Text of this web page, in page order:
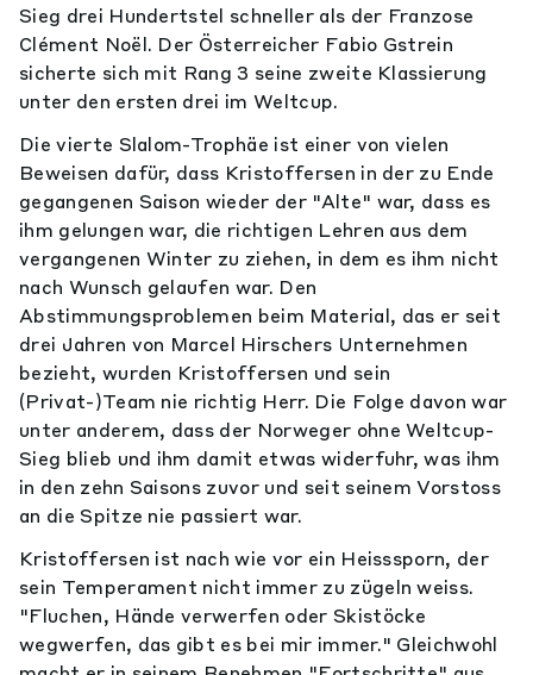
Sieg drei Hundertstel schneller als der Franzose
Clément Noël. Der Österreicher Fabio Gstrein
sicherte sich mit Rang 3 seine zweite Klassierung
unter den ersten drei im Weltcup.
Die vierte Slalom-Trophäe ist einer von vielen
Beweisen dafür, dass Kristoffersen in der zu Ende
gegangenen Saison wieder der "Alte" war, dass es
ihm gelungen war, die richtigen Lehren aus dem
vergangenen Winter zu ziehen, in dem es ihm nicht
nach Wunsch gelaufen war. Den
Abstimmungsproblemen beim Material, das er seit
drei Jahren von Marcel Hirschers Unternehmen
bezieht, wurden Kristoffersen und sein
(Privat-)Team nie richtig Herr. Die Folge davon war
unter anderem, dass der Norweger ohne Weltcup-
Sieg blieb und ihm damit etwas widerfuhr, was ihm
in den zehn Saisons zuvor und seit seinem Vorstoss
an die Spitze nie passiert war.
Kristoffersen ist nach wie vor ein Heisssporn, der
sein Temperament nicht immer zu zügeln weiss.
"Fluchen, Hände verwerfen oder Skistöcke
wegwerfen, das gibt es bei mir immer." Gleichwohl